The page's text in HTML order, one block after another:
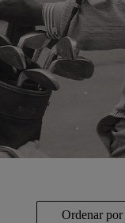
Ordenar por